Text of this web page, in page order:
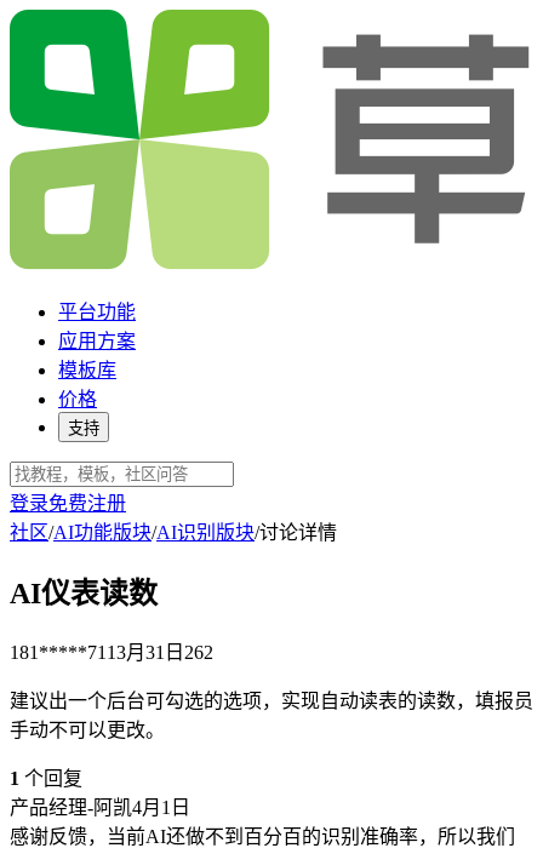
平台功能
应用方案
模板库
价格
支持
登录免费注册
社区/AI功能版块/AI识别版块/讨论详情
AI仪表读数
181*****7113月31日 262
建议出一个后台可勾选的选项，实现自动读表的读数，填报员
手动不可以更改。
1 个回复
产品经理-阿凯4月1日
感谢反馈，当前AI还做不到百分百的识别准确率，所以我们